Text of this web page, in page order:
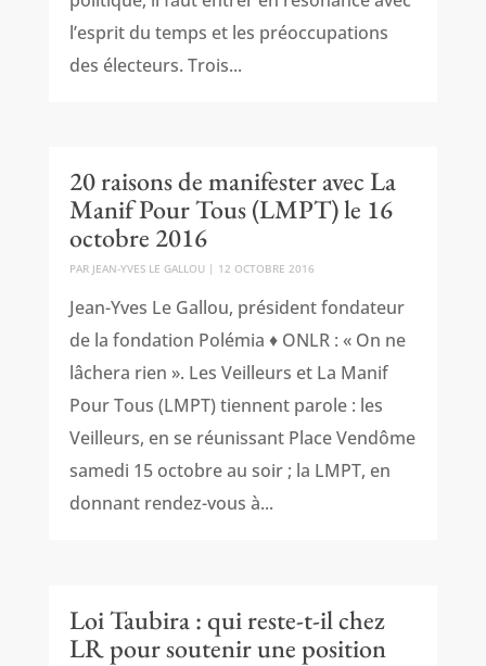
l’esprit du temps et les préoccupations
des électeurs. Trois...
20 raisons de manifester avec La
Manif Pour Tous (LMPT) le 16
octobre 2016
PAR JEAN-YVES LE GALLOU| 12 OCTOBRE 2016
Jean-Yves Le Gallou, président fondateur
de la fondation Polémia ♦ ONLR : « On ne
lâchera rien ». Les Veilleurs et La Manif
Pour Tous (LMPT) tiennent parole : les
Veilleurs, en se réunissant Place Vendôme
samedi 15 octobre au soir ; la LMPT, en
donnant rendez-vous à...
Loi Taubira : qui reste-t-il chez
LR pour soutenir une position